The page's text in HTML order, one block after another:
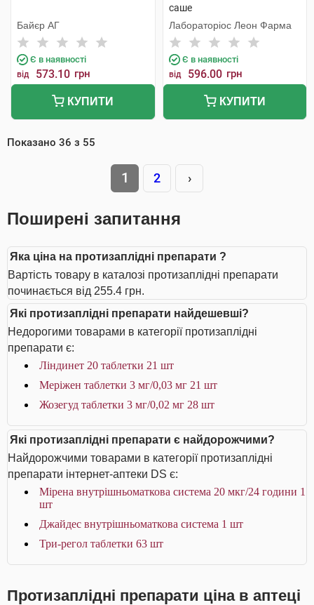
Байєр АГ
Є в наявності
від 573.10 грн
КУПИТИ
саше
Лабораторіос Леон Фарма
Є в наявності
від 596.00 грн
КУПИТИ
Показано 36 з 55
1 2 ›
Поширені запитання
Яка ціна на протизаплідні препарати ?
Вартість товару в каталозі протизаплідні препарати
починається від 255.4 грн.
Які протизаплідні препарати найдешевші?
Недорогими товарами в категорії протизаплідні
препарати є:
Ліндинет 20 таблетки 21 шт
Меріжен таблетки 3 мг/0,03 мг 21 шт
Жозегуд таблетки 3 мг/0,02 мг 28 шт
Які протизаплідні препарати є найдорожчими?
Найдорожчими товарами в категорії протизаплідні
препарати інтернет-аптеки DS є:
Мірена внутрішньоматкова система 20 мкг/24 години 1
шт
Джайдес внутрішньоматкова система 1 шт
Три-регол таблетки 63 шт
Протизаплідні препарати ціна в аптеці